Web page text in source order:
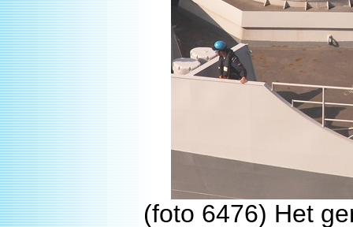
(foto 6476) Het